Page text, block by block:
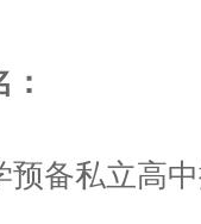
预备私立高